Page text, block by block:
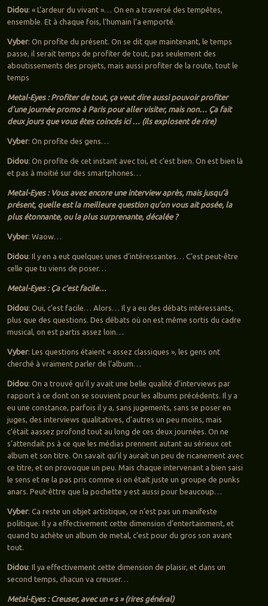
Didou: « L’ardeur du vivant »… On en a traversé des tempêtes,
ensemble. Et à chaque fois, l’humain l’a emporté.
Vyber: On profite du présent. On se dit que maintenant, le temps
passe, il serait temps de profiter de tout, pas seulement des
aboutissements des projets, mais aussi profiter de la route, tout le
temps
Metal-Eyes : Profiter de tout, ça veut dire aussi pouvoir profiter
d’une journée promo à Paris pour aller visiter, mais non… Ça fait
deux jours que vous êtes coincés ici … (ils explosent de rire)
Vyber: On profite des gens…
Didou: On profite de cet instant avec toi, et c’est bien. On est bien là
et pas à moitié sur des smartphones…
Metal-Eyes : Vous avez encore une interview après, mais jusqu’à
présent, quelle est la meilleure question qu’on vous ait posée, la
plus étonnante, ou la plus surprenante, décalée ?
Vyber: Waow…
Didou: Il y en a eut quelques unes d’intéressantes… C’est peut-être
celle que tu viens de poser…
Metal-Eyes : Ça c’est facile…
Didou: Oui, c’est facile… Alors… Il y a eu des débats intéressants,
plus que des questions. Des débats où on est même sortis du cadre
musical, on est partis assez loin…
Vyber: Les questions étaient « assez classiques », les gens ont
cherché à vraiment parler de l’album…
Didou: On a trouvé qu’il y avait une belle qualité d’interviews par
rapport à ce dont on se souvient pour les albums précédents. Il y a
eu une constance, parfois il y a, sans jugements, sans se poser en
juges, des interviews qualitatives, d’autres un peu moins, mais
c’était aassez profond tout au long de ces deux journées. On ne
s’attendait ps à ce que les médias prennent autant au sérieux cet
album et son titre. On savait qu’il y aurait un peu de ricanement avec
ce titre, et on provoque un peu. Mais chaque intervenant a bien saisi
le sens et ne la pas pris comme si on était juste un groupe de punks
anars. Peut-êttre que la pochette y est aussi pour beaucoup…
Vyber: Ca reste un objet artistique, ce n’est pas un manifeste
politique. Il y a effectivement cette dimension d’entertainment, et
quand tu achète un album de metal, c’est pour du gros son avant
tout.
Didou: Il ya effectivement cette dimension de plaisir, et dans un
second temps, chacun va creuser…
Metal-Eyes : Creuser, avec un « s » (rires général)